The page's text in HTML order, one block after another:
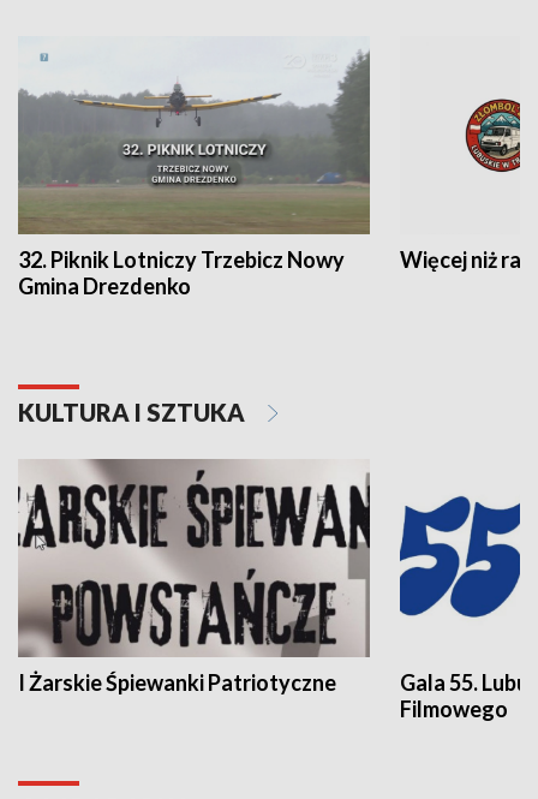
32. Piknik Lotniczy Trzebicz Nowy
Gmina Drezdenko
Więcej niż rajd
KULTURA I SZTUKA
I Żarskie Śpiewanki Patriotyczne
Gala 55.
Filmowego